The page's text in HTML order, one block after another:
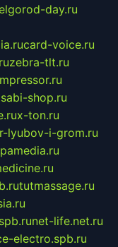
day.ru
card-voice.ru
zebra-tlt.ru
shop.ru
x-ton.ru
lyubov-i-grom.ru
tutmassage.ru
net-life.net.ru
electro.spb.ru